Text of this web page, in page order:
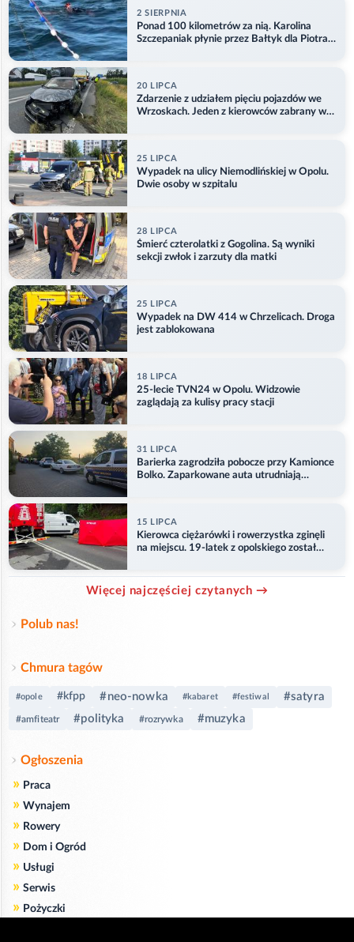
2 SIERPNIA
Ponad 100 kilometrów za nią. Karolina
Szczepaniak płynie przez Bałtyk dla Piotra.
20 LIPCA
Zdarzenie z udziałem pięciu pojazdów we
Wrzoskach. Jeden z kierowców zabrany w
25 LIPCA
Wypadek na ulicy Niemodlińskiej w Opolu.
Dwie osoby w szpitalu
28 LIPCA
Śmierć czterolatki z Gogolina. Są wyniki
sekcji zwłok i zarzuty dla matki
25 LIPCA
Wypadek na DW 414 w Chrzelicach. Droga
jest zablokowana
18 LIPCA
25-lecie TVN24 w Opolu. Widzowie
zaglądają za kulisy pracy stacji
31 LIPCA
Barierka zagrodziła pobocze przy Kamionce
Bolko. Zaparkowane auta utrudniają
15 LIPCA
Kierowca ciężarówki i rowerzystka zginęli
na miejscu. 19-latek z opolskiego został
Więcej najczęściej czytanych →
Polub nas!
Chmura tagów
#opole #kfpp #neo-nowka #kabaret #festiwal #satyra
#amfiteatr #polityka #rozrywka #muzyka
Ogłoszenia
» Praca
» Wynajem
» Rowery
» Dom i Ogród
» Usługi
» Serwis
» Pożyczki